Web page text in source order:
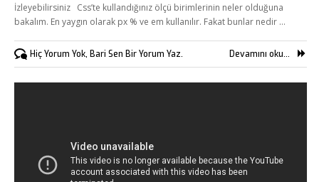
İzleyebilirsiniz Css’te kullandığınız ölçü birimlerinin neler olduğuna
bakalım. En yaygın olarak px % ve em kullanılır. Fakat bunlar nedir …
Hiç Yorum Yok, Bari Sen Bir Yorum Yaz. Devamını oku...